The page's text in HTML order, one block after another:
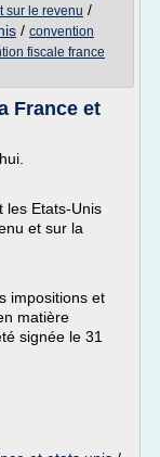
sur le revenu /
/ convention
fiscale france
France et
les Etats-Unis
et sur la
impositions et
matière
signée le 31